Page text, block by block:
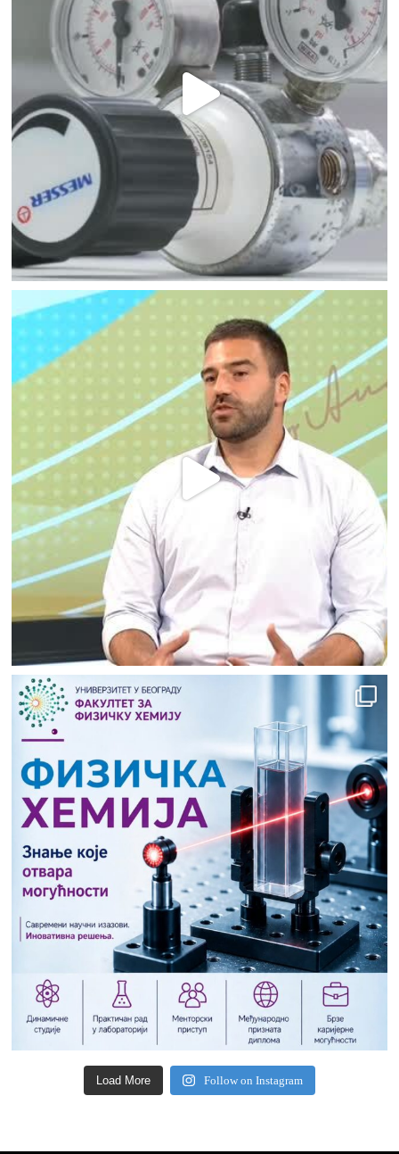
Load More Follow on Instagram